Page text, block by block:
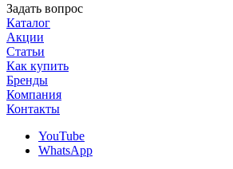
Задать вопрос
Каталог
Акции
Статьи
Как купить
Бренды
Компания
Контакты
YouTube
WhatsApp